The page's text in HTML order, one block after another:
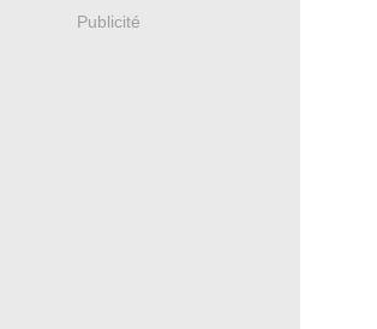
Publicité